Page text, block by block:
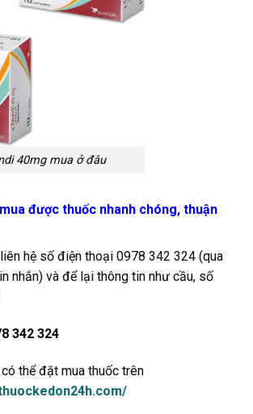
40mg mua ở đâu
được thuốc nhanh chóng, thuận
hệ số điện thoại 0978 342 324 (qua
nhắn) và để lại thông tin như cầu, số
342 324
thể đặt mua thuốc trên